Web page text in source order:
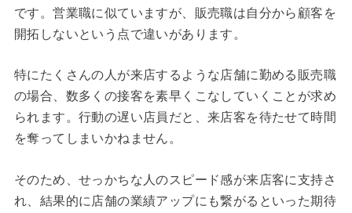
です。営業職に似ていますが、販売職は自分から顧客を
開拓しないという点で違いがあります。
特にたくさんの人が来店するような店舗に勤める販売職
の場合、数多くの接客を素早くこなしていくことが求め
られます。行動の遅い店員だと、来店客を待たせて時間
を奪ってしまいかねません。
そのため、せっかちな人のスピード感が来店客に支持さ
れ、結果的に店舗の業績アップにも繋がるといった期待